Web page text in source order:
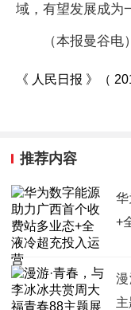
域，有望发展成为
（本报曼谷电
《 人民日报 》（
推荐内容
华
+